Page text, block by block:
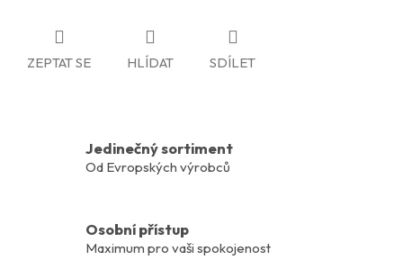
ZEPTAT SE HLÍDAT SDÍLET
Jedinečný sortiment
Od Evropských výrobců
Osobní přístup
Maximum pro vaši spokojenost